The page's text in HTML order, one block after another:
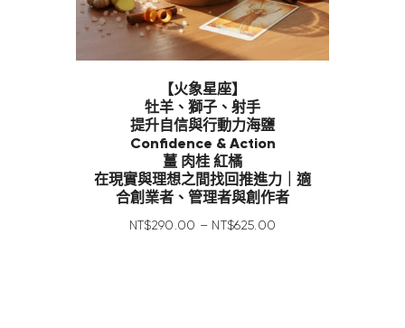
【火象星座】
牡羊、獅子、射手
提升自信與行動力海鹽
Confidence & Action
薑 肉桂 紅橘
在現實與理想之間找回推進力｜適
合創業者、管理者與創作者
NT$290 00 – NT$625 00